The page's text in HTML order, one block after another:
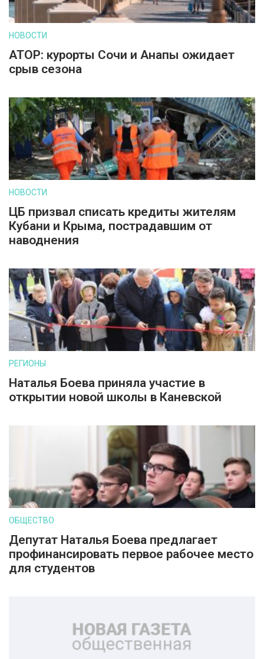
НОВОСТИ
АТОР: курорты Сочи и Анапы ожидает
срыв сезона
НОВОСТИ
ЦБ призвал списать кредиты жителям
Кубани и Крыма, пострадавшим от
наводнения
РЕГИОНЫ
Наталья Боева приняла участие в
открытии новой школы в Каневской
ОБЩЕСТВО
Депутат Наталья Боева предлагает
профинансировать первое рабочее место
для студентов